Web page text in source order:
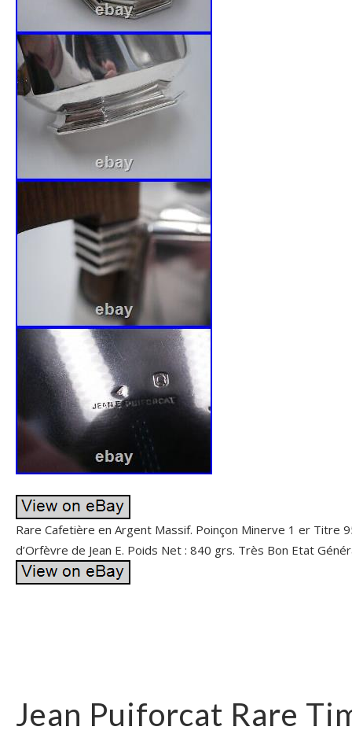
Rare Cafetière en Argent Massif. Poinçon Minerve 1 er Titre
d’Orfèvre de Jean E. Poids Net : 840 grs. Très Bon Etat
Jean Puiforcat Rare